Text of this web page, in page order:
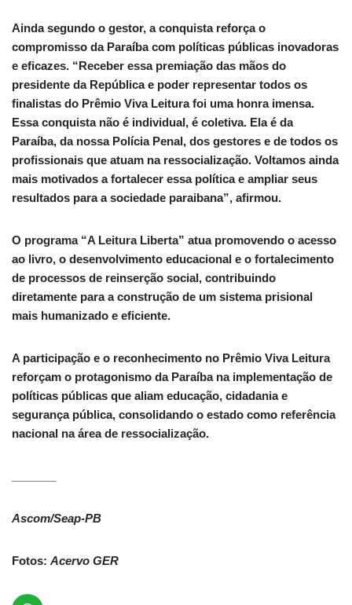
Ainda segundo o gestor, a conquista reforça o
compromisso da Paraíba com políticas públicas inovadoras
e eficazes. “Receber essa premiação das mãos do
presidente da República e poder representar todos os
finalistas do Prêmio Viva Leitura foi uma honra imensa.
Essa conquista não é individual, é coletiva. Ela é da
Paraíba, da nossa Polícia Penal, dos gestores e de todos os
profissionais que atuam na ressocialização. Voltamos ainda
mais motivados a fortalecer essa política e ampliar seus
resultados para a sociedade paraibana”, afirmou.
O programa “A Leitura Liberta” atua promovendo o acesso
ao livro, o desenvolvimento educacional e o fortalecimento
de processos de reinserção social, contribuindo
diretamente para a construção de um sistema prisional
mais humanizado e eficiente.
A participação e o reconhecimento no Prêmio Viva Leitura
reforçam o protagonismo da Paraíba na implementação de
políticas públicas que aliam educação, cidadania e
segurança pública, consolidando o estado como referência
nacional na área de ressocialização.
Ascom/Seap-PB
Fotos: Acervo GER